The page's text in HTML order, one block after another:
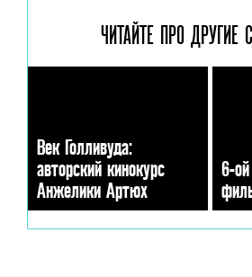
ЧИТАЙТЕ ПРО ДРУГИЕ
Век Голливуда:
авторский кинокурс
Анжелики Артюх
6-